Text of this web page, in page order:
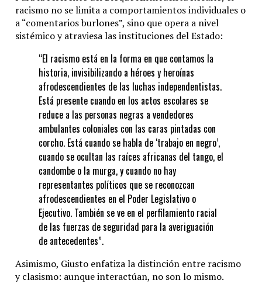
racismo no se limita a comportamientos individuales o
a “comentarios burlones”, sino que opera a nivel
sistémico y atraviesa las instituciones del Estado:
“El racismo está en la forma en que contamos la
historia, invisibilizando a héroes y heroínas
afrodescendientes de las luchas independentistas.
Está presente cuando en los actos escolares se
reduce a las personas negras a vendedores
ambulantes coloniales con las caras pintadas con
corcho. Está cuando se habla de ‘trabajo en negro’,
cuando se ocultan las raíces africanas del tango, el
candombe o la murga, y cuando no hay
representantes políticos que se reconozcan
afrodescendientes en el Poder Legislativo o
Ejecutivo. También se ve en el perfilamiento racial
de las fuerzas de seguridad para la averiguación
de antecedentes”.
Asimismo, Giusto enfatiza la distinción entre racismo
y clasismo: aunque interactúan, no son lo mismo.